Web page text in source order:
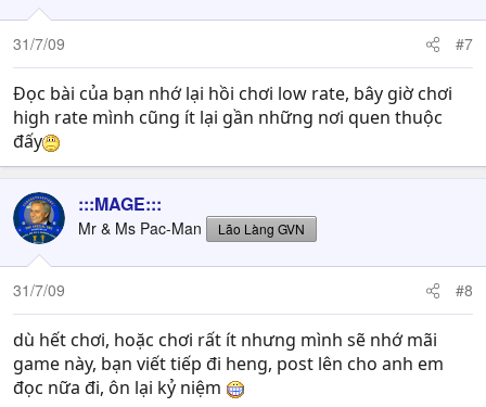
31/7/09 #7
Đọc bài của bạn nhớ lại hồi chơi low rate, bây giờ chơi
high rate mình cũng ít lại gần những nơi quen thuộc
đấy
:::MAGE:::
Mr & Ms Pac-Man Lão Làng GVN
31/7/09 #8
dù hết chơi, hoặc chơi rất ít nhưng mình sẽ nhớ mãi
game này, bạn viết tiếp đi heng, post lên cho anh em
đọc nữa đi, ôn lại kỷ niệm